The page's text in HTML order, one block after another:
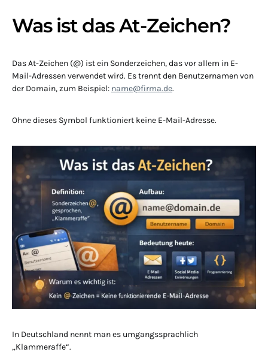
Was ist das At-Zeichen?
Das At-Zeichen (@) ist ein Sonderzeichen, das vor allem in E-
Mail-Adressen verwendet wird. Es trennt den Benutzernamen von
der Domain, zum Beispiel: name@firma.de.
Ohne dieses Symbol funktioniert keine E-Mail-Adresse.
In Deutschland nennt man es umgangssprachlich
„Klammeraffe“.